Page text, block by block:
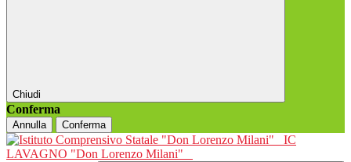
Chiudi
Conferma
Annulla Conferma
IC
LAVAGNO "Don Lorenzo Milani"